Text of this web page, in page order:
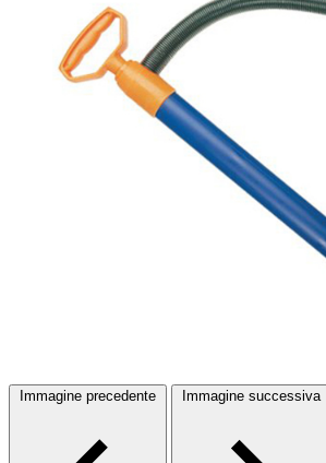
Immagine precedente Immagine successiva